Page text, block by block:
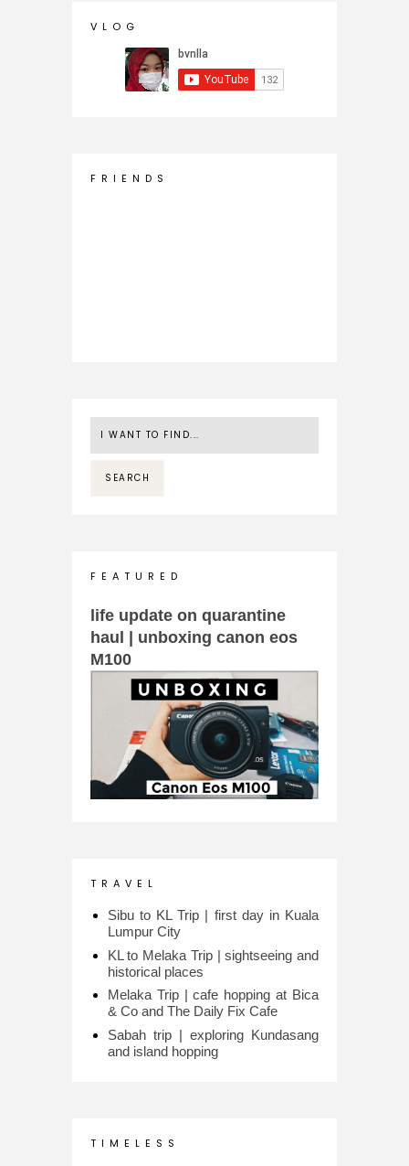
V L O G
F R I E N D S
F E A T U R E D
life update on quarantine
haul | unboxing canon eos
M100
T R A V E L
Sibu to KL Trip | first day in Kuala
Lumpur City
KL to Melaka Trip | sightseeing and
historical places
Melaka Trip | cafe hopping at Bica
& Co and The Daily Fix Cafe
Sabah trip | exploring Kundasang
and island hopping
T I M E L E S S